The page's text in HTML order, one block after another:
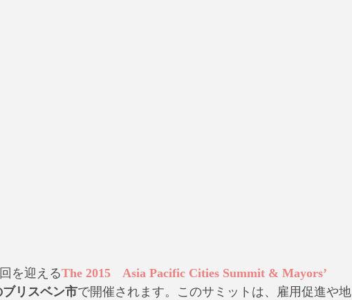
を迎えるThe 2015　Asia Pacific Cities Summit & Mayors’
リスベン市で開催されます。このサミットは、雇用促進や地